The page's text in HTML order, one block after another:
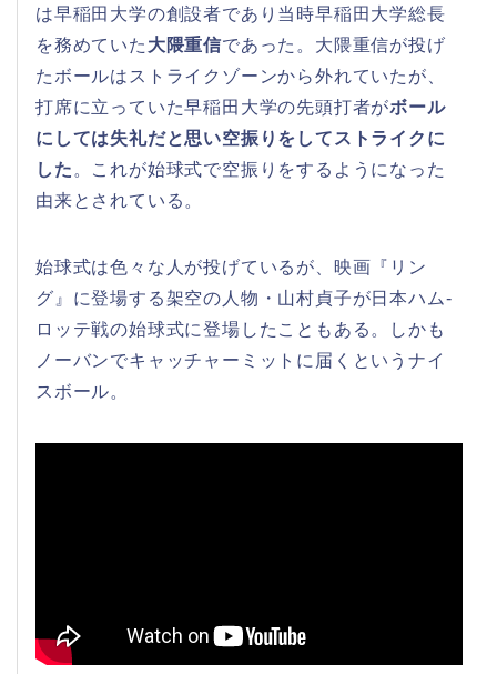
は早稲田大学の創設者であり当時早稲田大学総長
を務めていた 大隈重信であった。大隈重信が投げ
たボールはストライクゾーンから外れていたが、
打席に立っていた早稲田大学の先頭打者がボール
にしては失礼だと思い空振りをしてストライクに
した 。これが始球式で空振りをするようになった
由来とされている。
始球式は色々な人が投げているが、映画『リン
グ』に登場する架空の人物・山村貞子が日本ハム‐
ロッテ戦の始球式に登場したこともある。しかも
ノーバンでキャッチャーミットに届くというナイ
スボール。